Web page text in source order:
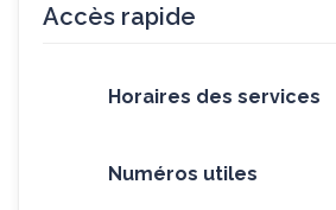
Accès rapide
Horaires des services
Numéros utiles